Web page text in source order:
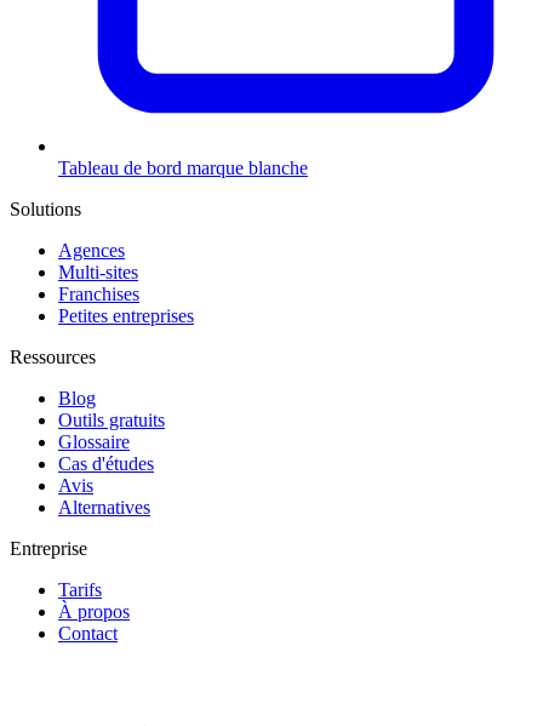
Tableau de bord marque blanche
Solutions
Agences
Multi-sites
Franchises
Petites entreprises
Ressources
Blog
Outils gratuits
Glossaire
Cas d'études
Avis
Alternatives
Entreprise
Tarifs
À propos
Contact